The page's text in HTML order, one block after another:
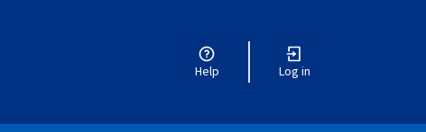
Help Log in